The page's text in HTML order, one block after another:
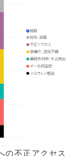
不正アクセス